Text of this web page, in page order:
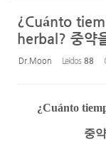
¿Cuánto
herbal? 중약
Dr.Moon Leídos 88
¿Cuánto
중